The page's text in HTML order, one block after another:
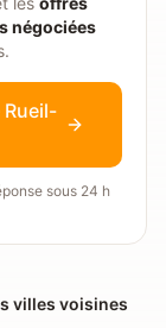
négociées
Rueil-
sous 24 h
villes voisines